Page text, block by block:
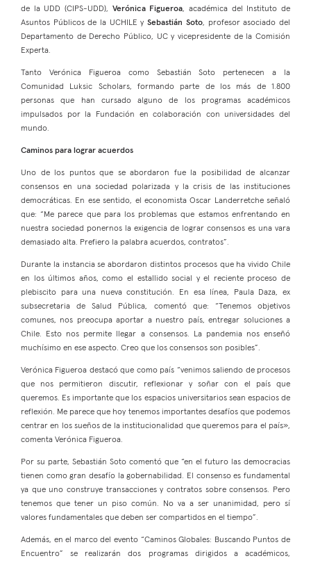
de la UDD (CIPS-UDD), Verónica Figueroa, académica del Instituto de
Asuntos Públicos de la UCHILE ySebastián Soto, profesor asociado del
Departamento de Derecho Público, UC y vicepresidente de la Comisión
Experta.
Tanto Verónica Figueroa como Sebastián Soto pertenecen a la
Comunidad Luksic Scholars, formando parte de los más de 1.800
personas que han cursado alguno de los programas académicos
impulsados por la Fundación en colaboración con universidades del
mundo.
Caminos para lograr acuerdos
Uno de los puntos que se abordaron fue la posibilidad de alcanzar
consensos en una sociedad polarizada y la crisis de las instituciones
democráticas. En ese sentido, el economista Oscar Landerretche señaló
que: “Me parece que para los problemas que estamos enfrentando en
nuestra sociedad ponernos la exigencia de lograr consensos es una vara
demasiado alta. Prefiero la palabra acuerdos, contratos”.
Durante la instancia se abordaron distintos procesos que ha vivido Chile
en los últimos años, como el estallido social y el reciente proceso de
plebiscito para una nueva constitución. En esa línea, Paula Daza, ex
subsecretaria de Salud Pública, comentó que: “Tenemos objetivos
comunes, nos preocupa aportar a nuestro país, entregar soluciones a
Chile. Esto nos permite llegar a consensos. La pandemia nos enseñó
muchísimo en ese aspecto. Creo que los consensos son posibles”.
Verónica Figueroa destacó que como país “venimos saliendo de procesos
que nos permitieron discutir, reflexionar y soñar con el país que
queremos. Es importante que los espacios universitarios sean espacios de
reflexión. Me parece que hoy tenemos importantes desafíos que podemos
centrar en los sueños de la institucionalidad que queremos para el país»,
comenta Verónica Figueroa.
Por su parte, Sebastián Soto comentó que “en el futuro las democracias
tienen como gran desafío la gobernabilidad. El consenso es fundamental
ya que uno construye transacciones y contratos sobre consensos. Pero
tenemos que tener un piso común. No va a ser unanimidad, pero sí
valores fundamentales que deben ser compartidos en el tiempo”.
Además, en el marco del evento “Caminos Globales: Buscando Puntos de
Encuentro” se realizarán dos programas dirigidos a académicos,